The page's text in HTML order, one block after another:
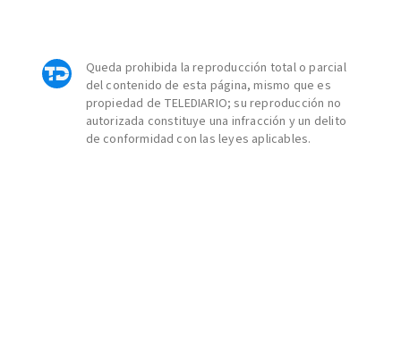
Queda prohibida la reproducción total o parcial
del contenido de esta página, mismo que es
propiedad de TELEDIARIO; su reproducción no
autorizada constituye una infracción y un delito
de conformidad con las leyes aplicables.